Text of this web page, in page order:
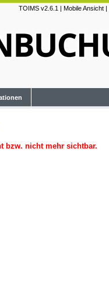
TOIMS v2.6.1 | Mobile Ansicht |
bzw. nicht mehr sichtbar.